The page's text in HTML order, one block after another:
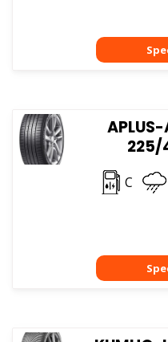
APLUS-
225/
C